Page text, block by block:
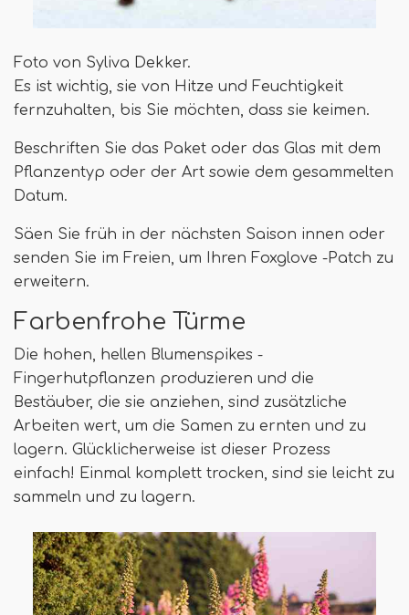
Foto von Syliva Dekker.
Es ist wichtig, sie von Hitze und Feuchtigkeit
fernzuhalten, bis Sie möchten, dass sie keimen.
Beschriften Sie das Paket oder das Glas mit dem
Pflanzentyp oder der Art sowie dem gesammelten
Datum.
Säen Sie früh in der nächsten Saison innen oder
senden Sie im Freien, um Ihren Foxglove -Patch zu
erweitern.
Farbenfrohe Türme
Die hohen, hellen Blumenspikes -
Fingerhutpflanzen produzieren und die
Bestäuber, die sie anziehen, sind zusätzliche
Arbeiten wert, um die Samen zu ernten und zu
lagern. Glücklicherweise ist dieser Prozess
einfach! Einmal komplett trocken, sind sie leicht zu
sammeln und zu lagern.